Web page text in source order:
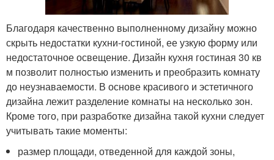
Благодаря качественно выполненному дизайну можно
скрыть недостатки кухни-гостиной, ее узкую форму или
недостаточное освещение. Дизайн кухня гостиная 30 кв
м позволит полностью изменить и преобразить комнату
до неузнаваемости. В основе красивого и эстетичного
дизайна лежит разделение комнаты на несколько зон.
Кроме того, при разработке дизайна такой кухни следует
учитывать такие моменты:
размер площади, отведенной для каждой зоны,